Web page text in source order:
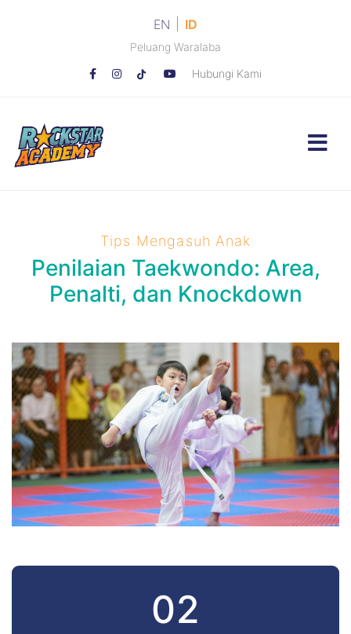
EN ID
Peluang Waralaba
Hubungi Kami
Tips Mengasuh Anak
Penilaian Taekwondo: Area,
Penalti, dan Knockdown
02